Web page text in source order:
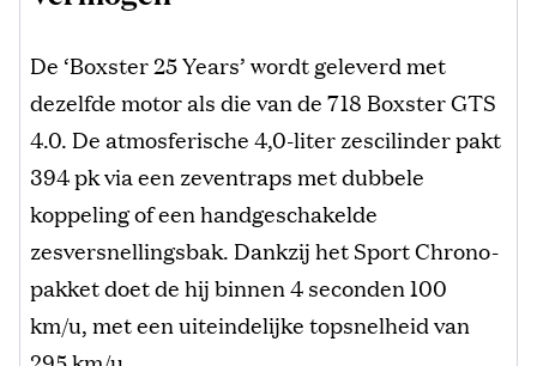
De ‘Boxster 25 Years’ wordt geleverd met
dezelfde motor als die van de 718 Boxster GTS
4.0. De atmosferische 4,0-liter zescilinder pakt
394 pk via een zeventraps met dubbele
koppeling of een handgeschakelde
zesversnellingsbak. Dankzij het Sport Chrono-
pakket doet de hij binnen 4 seconden 100
km/u, met een uiteindelijke topsnelheid van